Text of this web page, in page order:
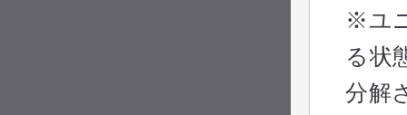
※ユ
る状
分解